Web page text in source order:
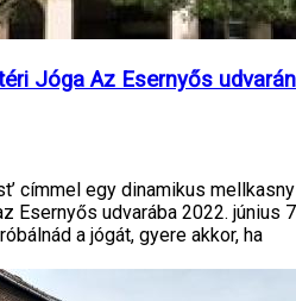
Jóga Az Esernyős udvarán
címmel egy dinamikus
Esernyős udvarába 2022.
a jógát, gyere akkor, ha